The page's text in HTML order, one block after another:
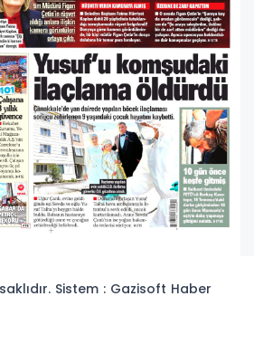
Sistem : Gazisoft Haber